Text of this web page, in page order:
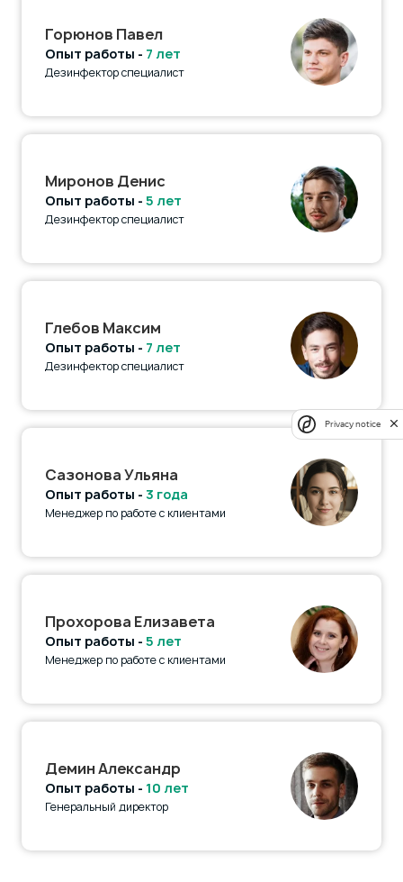
Горюнов Павел
Опыт работы - 7 лет
Дезинфектор специалист
Миронов Денис
Опыт работы - 5 лет
Дезинфектор специалист
Глебов Максим
Опыт работы - 7 лет
Дезинфектор специалист
Сазонова Ульяна
Опыт работы - 3 года
Менеджер по работе с клиентами
Прохорова Елизавета
Опыт работы - 5 лет
Менеджер по работе с клиентами
Демин Александр
Опыт работы - 10 лет
Генеральный директор
Privacy notice